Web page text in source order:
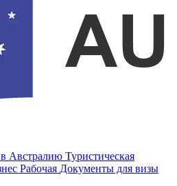
Австралию Туристическая
Рабочая Документы для визы